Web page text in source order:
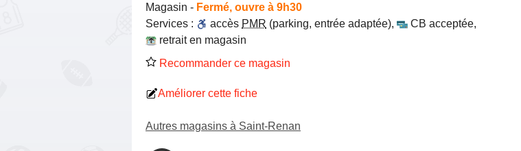
Magasin - Fermé, ouvre à 9h30
Services :
accès PMR (parking, entrée adaptée), CB acceptée,
retrait en magasin
Recommander ce magasin
Améliorer cette fiche
Autres magasins à Saint-Renan